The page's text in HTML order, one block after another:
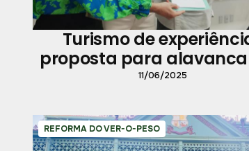
Turismo de
proposta para
em Belém
11/06/2025
REFORMA DO VER-O-PESO